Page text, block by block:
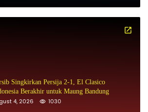
Singkirkan Persija 2-1, El Clasico
Berakhir untuk Maung Bandung
4, 2026 1030